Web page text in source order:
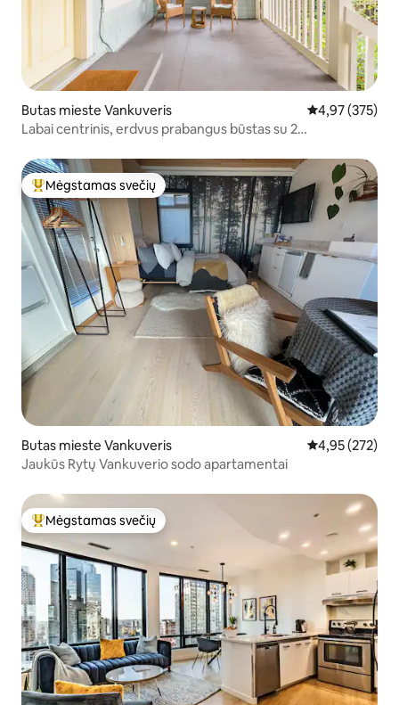
Butas mieste Vankuveris Vidutinis
4,97 (375)
Labai centrinis, erdvus prabangus būstas su 2
Svečių mėgstamiausias
Mėgstamas svečių
Butas mieste Vankuveris Vidutinis
4,95 (272)
Jaukūs Rytų Vankuverio sodo apartamentai
Svečių mėgstamiausias
Mėgstamas svečių